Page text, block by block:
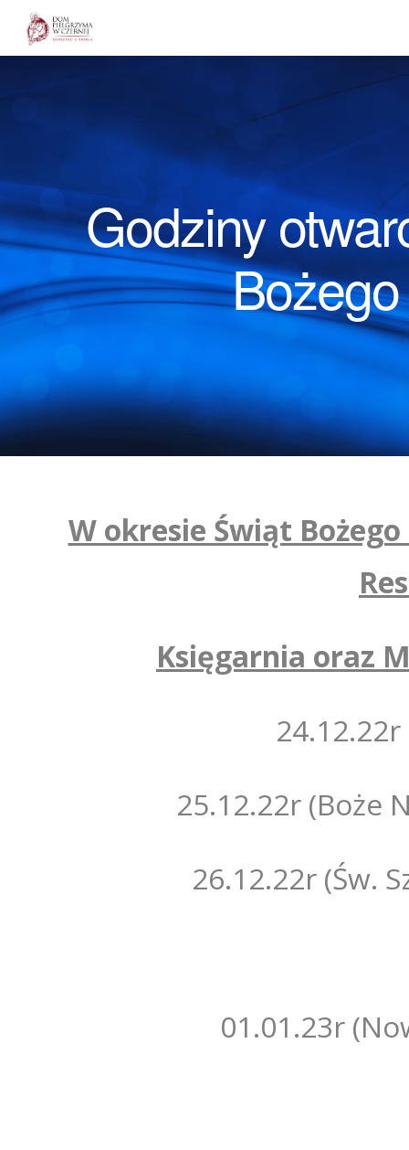
Dom Pielgrzyma w Czernej
Godziny
W okresie Świąt
Księgarnia oraz
24.12.22r
25.12.22r (Boże
26.12.22r (Św.
01.01.23r